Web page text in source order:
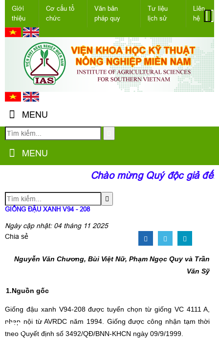
Giới
thiệu
Cơ cấu tổ
chức
Văn bản
pháp quy
Tư liệu
lịch sử
Liên
hệ
MENU
MENU
Chào mừng Quý độc giả
GIỐNG ĐẬU XANH V94 - 208
Ngày cập nhật: 04 tháng 11 2025
Chia sẻ
Nguyễn Văn Chương, Bùi Việt Nữ, Phạm Ngọc Quy và Trần
Văn Sỹ
1.Nguồn gốc
Giống đậu xanh V94-208 được tuyển chọn từ giống VC 4111 A,
nhập nội từ AVRDC năm 1994. Giống được công nhận tạm thời
theo Quyết định số 3492/QĐ/BNN-KHCN ngày 09/9/1999.